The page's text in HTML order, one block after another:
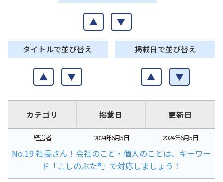
▲ ▼
タイトルで並び替え
▲ ▼
掲載日で並び替え
▲ ▼
カテゴリ 掲載日 更新日
経営者 2024年6月5日 2024年6月5日
No.19 社長さん！会社のこと・個人のことは、キーワー
ド「こしのぶた®」で対応しましょう！